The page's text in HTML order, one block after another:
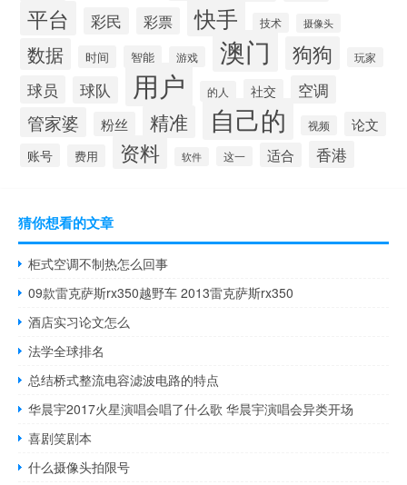
平台 彩民 彩票 快手 技术 摄像头
数据 时间 智能 游戏 澳门 狗狗 玩家
球员 球队 用户 的人 社交 空调
管家婆 粉丝 精准 自己的 视频 论文
账号 费用 资料 软件 这一 适合 香港
猜你想看的文章
柜式空调不制热怎么回事
09款雷克萨斯rx350越野车 2013雷克萨斯rx350
酒店实习论文怎么
法学全球排名
总结桥式整流电容滤波电路的特点
华晨宇2017火星演唱会唱了什么歌 华晨宇演唱会异类开场
喜剧笑剧本
什么摄像头拍限号